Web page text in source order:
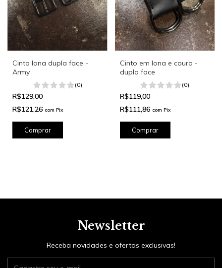
Cinto lona dupla face -
Army
(0)
R$129,00
R$121,26 com Pix
Comprar
Cinto em lona e couro -
dupla face
(0)
R$119,00
R$111,86 com Pix
Comprar
Newsletter
Receba novidades e ofertas exclusivas!